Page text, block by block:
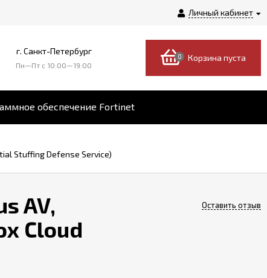
Личный кабинет
г. Санкт-Петербург
Пн—Пт c 10:00—19:00
0 Корзина пуста
обеспечение Fortinet
Stuffing Defense Service)
AV,
Cloud
Оставить отзыв